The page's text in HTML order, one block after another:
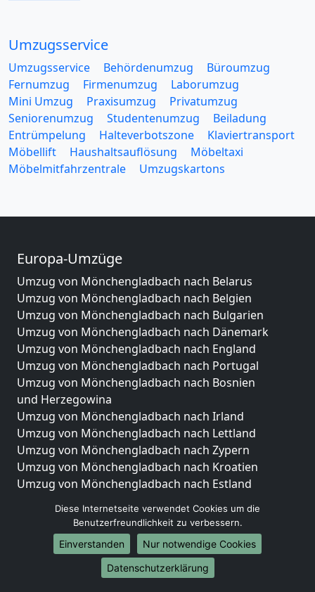
Umzugsservice
Umzugsservice Behördenumzug
Büroumzug
Fernumzug
Firmenumzug
Laborumzug
Mini Umzug
Praxisumzug
Privatumzug
Seniorenumzug
Studentenumzug
Beiladung
Entrümpelung
Halteverbotszone
Klaviertransport
Möbellift
Haushaltsauflösung
Möbeltaxi
Möbelmitfahrzentrale
Umzugskartons
Europa-Umzüge
Umzug von Mönchengladbach nach Belarus
Umzug von Mönchengladbach nach Belgien
Umzug von Mönchengladbach nach Bulgarien
Umzug von Mönchengladbach nach Dänemark
Umzug von Mönchengladbach nach England
Umzug von Mönchengladbach nach Portugal
Umzug von Mönchengladbach nach Bosnien
und Herzegowina
Umzug von Mönchengladbach nach Irland
Umzug von Mönchengladbach nach Lettland
Umzug von Mönchengladbach nach Zypern
Umzug von Mönchengladbach nach Kroatien
Umzug von Mönchengladbach nach Estland
Umzug von Mönchengladbach nach Frankreich
Umzug von Mönchengladbach nach Griechenland
Umzug von Mönchengladbach nach Italien
Umzug von Mönchengladbach nach Liechtenstein
Diese Internetseite verwendet Cookies um die
Benutzerfreundlichkeit zu verbessern.
Einverstanden
Nur notwendige Cookies
Datenschutzerklärung